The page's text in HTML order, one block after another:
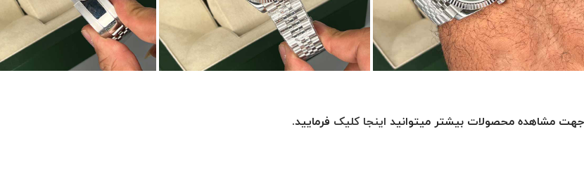
جهت مشاهده محصولات بیشتر میتوانید اینجا کلیک فرمایید.